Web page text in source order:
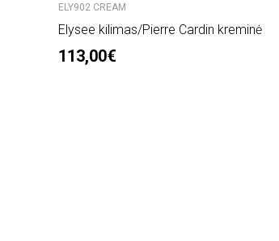
ELY902 CREAM
Elysee kilimas/Pierre Cardin kreminė
113,00€